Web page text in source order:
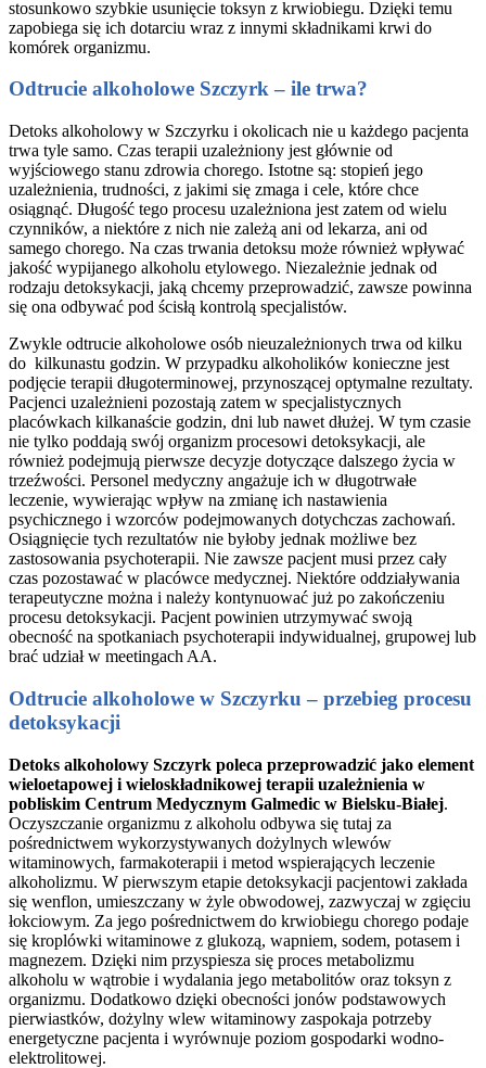
stosunkowo szybkie usunięcie toksyn z krwiobiegu. Dzięki temu
zapobiega się ich dotarciu wraz z innymi składnikami krwi do
komórek organizmu.
Odtrucie alkoholowe Szczyrk – ile trwa?
Detoks alkoholowy w Szczyrku i okolicach nie u każdego pacjenta
trwa tyle samo. Czas terapii uzależniony jest głównie od
wyjściowego stanu zdrowia chorego. Istotne są: stopień jego
uzależnienia, trudności, z jakimi się zmaga i cele, które chce
osiągnąć. Długość tego procesu uzależniona jest zatem od wielu
czynników, a niektóre z nich nie zależą ani od lekarza, ani od
samego chorego. Na czas trwania detoksu może również wpływać
jakość wypijanego alkoholu etylowego. Niezależnie jednak od
rodzaju detoksykacji, jaką chcemy przeprowadzić, zawsze powinna
się ona odbywać pod ścisłą kontrolą specjalistów.
Zwykle odtrucie alkoholowe osób nieuzależnionych trwa od kilku
do kilkunastu godzin. W przypadku alkoholików konieczne jest
podjęcie terapii długoterminowej, przynoszącej optymalne rezultaty.
Pacjenci uzależnieni pozostają zatem w specjalistycznych
placówkach kilkanaście godzin, dni lub nawet dłużej. W tym czasie
nie tylko poddają swój organizm procesowi detoksykacji, ale
również podejmują pierwsze decyzje dotyczące dalszego życia w
trzeźwości. Personel medyczny angażuje ich w długotrwałe
leczenie, wywierając wpływ na zmianę ich nastawienia
psychicznego i wzorców podejmowanych dotychczas zachowań.
Osiągnięcie tych rezultatów nie byłoby jednak możliwe bez
zastosowania psychoterapii. Nie zawsze pacjent musi przez cały
czas pozostawać w placówce medycznej. Niektóre oddziaływania
terapeutyczne można i należy kontynuować już po zakończeniu
procesu detoksykacji. Pacjent powinien utrzymywać swoją
obecność na spotkaniach psychoterapii indywidualnej, grupowej lub
brać udział w meetingach AA.
Odtrucie alkoholowe w Szczyrku – przebieg procesu
detoksykacji
Detoks alkoholowy Szczyrk poleca przeprowadzić jako element
wieloetapowej i wieloskładnikowej terapii uzależnienia w
pobliskim Centrum Medycznym Galmedic w Bielsku-Białej.
Oczyszczanie organizmu z alkoholu odbywa się tutaj za
pośrednictwem wykorzystywanych dożylnych wlewów
witaminowych, farmakoterapii i metod wspierających leczenie
alkoholizmu. W pierwszym etapie detoksykacji pacjentowi zakłada
się wenflon, umieszczany w żyle obwodowej, zazwyczaj w zgięciu
łokciowym. Za jego pośrednictwem do krwiobiegu chorego podaje
się kroplówki witaminowe z glukozą, wapniem, sodem, potasem i
magnezem. Dzięki nim przyspiesza się proces metabolizmu
alkoholu w wątrobie i wydalania jego metabolitów oraz toksyn z
organizmu. Dodatkowo dzięki obecności jonów podstawowych
pierwiastków, dożylny wlew witaminowy zaspokaja potrzeby
energetyczne pacjenta i wyrównuje poziom gospodarki wodno-
elektrolitowej.